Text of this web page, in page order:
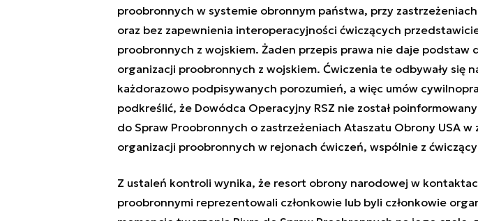
proobronnych w systemie obronnym państwa, przy zastrzeżeniach
oraz bez zapewnienia interoperacyjności ćwiczących
proobronnych z wojskiem. Żaden przepis prawa nie daje podstaw
organizacji proobronnych z wojskiem. Ćwiczenia te odbywały się
każdorazowo podpisywanych porozumień, a więc umów
podkreślić, że Dowódca Operacyjny RSZ nie został
do Spraw Proobronnych o zastrzeżeniach Ataszatu Obrony USA w
organizacji proobronnych w rejonach ćwiczeń, wspólnie z
Z ustaleń kontroli wynika, że resort obrony narodowej w
proobronnymi reprezentowali członkowie lub byli członkowie